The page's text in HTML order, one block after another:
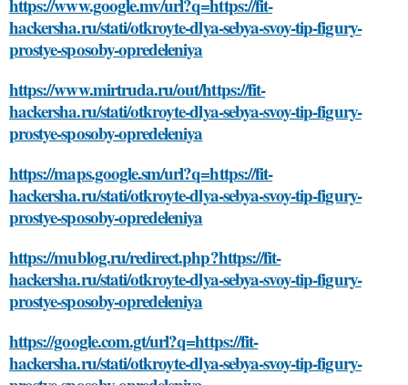
https://www.google.mv/url?q=https://fit-
hackersha.ru/stati/otkroyte-dlya-sebya-svoy-tip-figury-
prostye-sposoby-opredeleniya
https://www.mirtruda.ru/out/https://fit-
hackersha.ru/stati/otkroyte-dlya-sebya-svoy-tip-figury-
prostye-sposoby-opredeleniya
https://maps.google.sm/url?q=https://fit-
hackersha.ru/stati/otkroyte-dlya-sebya-svoy-tip-figury-
prostye-sposoby-opredeleniya
https://mublog.ru/redirect.php?https://fit-
hackersha.ru/stati/otkroyte-dlya-sebya-svoy-tip-figury-
prostye-sposoby-opredeleniya
https://google.com.gt/url?q=https://fit-
hackersha.ru/stati/otkroyte-dlya-sebya-svoy-tip-figury-